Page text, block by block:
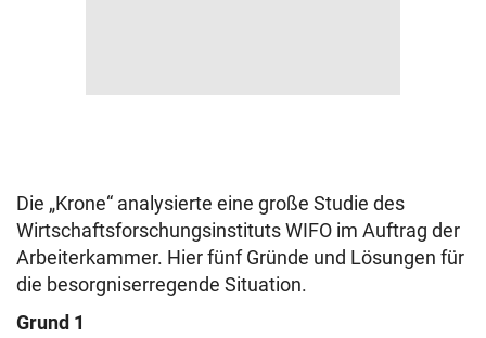
Die „Krone“ analysierte eine große Studie des
Wirtschaftsforschungsinstituts WIFO im Auftrag der
Arbeiterkammer. Hier fünf Gründe und Lösungen für
die besorgniserregende Situation.
Grund 1